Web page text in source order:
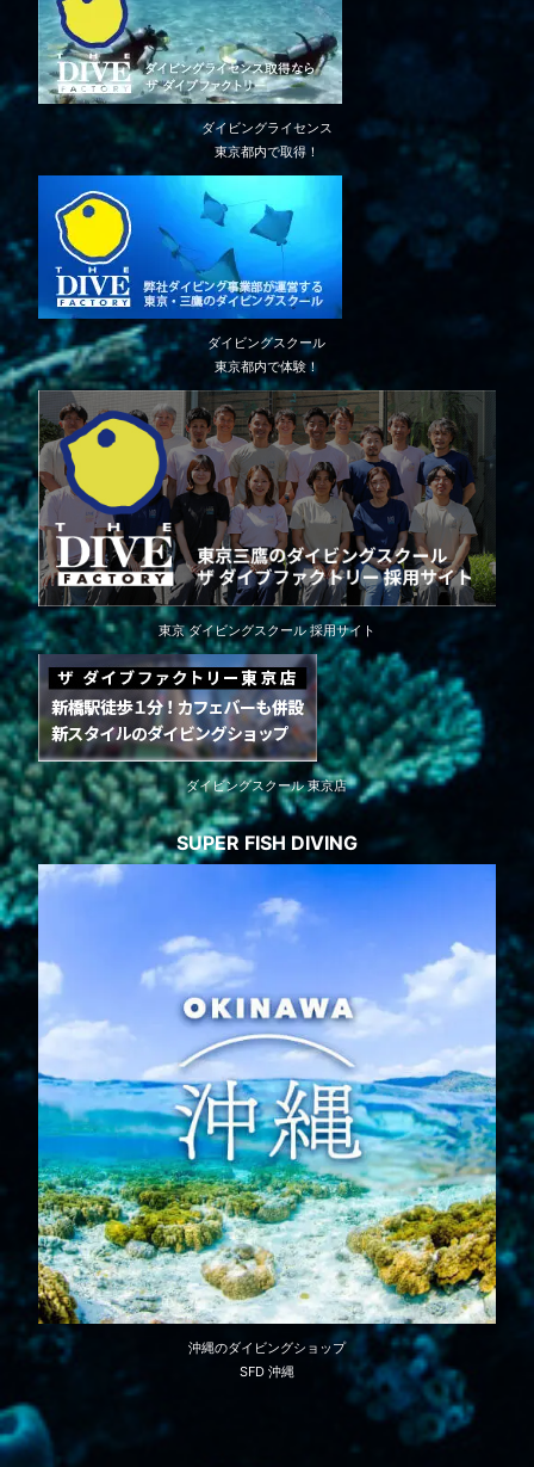
ダイビングライセンス
東京都内で取得！
ダイビングスクール
東京都内で体験！
東京 ダイビングスクール 採用サイト
ダイビングスクール 東京店
SUPER FISH DIVING
沖縄のダイビングショップ
SFD 沖縄